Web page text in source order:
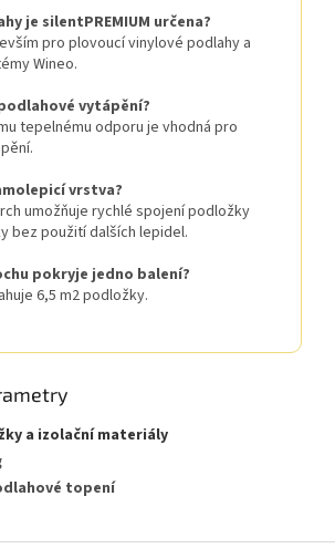
je silentPREMIUM určena?
pro plovoucí vinylové podlahy a
Wineo.
vytápění?
tepelnému odporu je vhodná pro
vrstva?
umožňuje rychlé spojení podložky
bez použití dalších lepidel.
pokryje jedno balení?
6,5 m2 podložky.
a izolační materiály
topení